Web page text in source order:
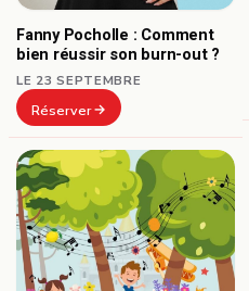
Fanny Pocholle : Comment
bien réussir son burn-out ?
LE 23 SEPTEMBRE
Réserver